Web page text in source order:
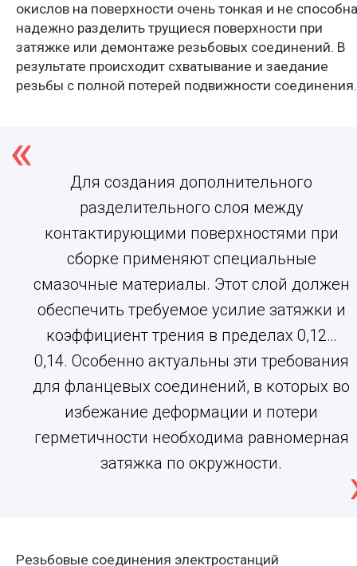
окислов на поверхности очень тонкая и не способна
надежно разделить трущиеся поверхности при
затяжке или демонтаже резьбовых соединений. В
результате происходит схватывание и заедание
резьбы с полной потерей подвижности соединения.
Для создания дополнительного
разделительного слоя между
контактирующими поверхностями при
сборке применяют специальные
смазочные материалы. Этот слой должен
обеспечить требуемое усилие затяжки и
коэффициент трения в пределах 0,12…
0,14. Особенно актуальны эти требования
для фланцевых соединений, в которых во
избежание деформации и потери
герметичности необходима равномерная
затяжка по окружности.
Резьбовые соединения электростанций